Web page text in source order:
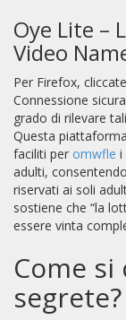
Oye Lite –
Video
Per Firefox,
Connessione
grado di rilevare
Questa
faciliti per omwfle i
adulti,
riservati ai soli
sostiene che “la
essere vinta
Come
segrete?